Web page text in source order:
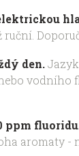
den.
ppm
aromaty -